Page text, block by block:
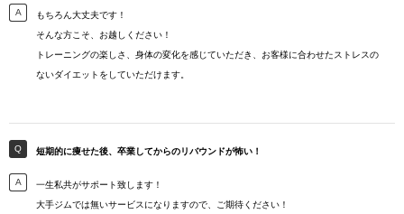
もちろん大丈夫です！
そんな方こそ、お越しください！
トレーニングの楽しさ、身体の変化を感じていただき、お客様に合わせたストレスの
ないダイエットをしていただけます。
短期的に痩せた後、卒業してからのリバウンドが怖い！
一生私共がサポート致します！
大手ジムでは無いサービスになりますので、ご期待ください！